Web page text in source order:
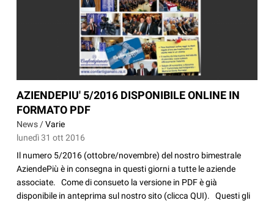
AZIENDEPIU' 5/2016 DISPONIBILE ONLINE IN
FORMATO PDF
News /Varie
lunedì 31 ott 2016
Il numero 5/2016 (ottobre/novembre) del nostro bimestrale
AziendePiù è in consegna in questi giorni a tutte le aziende
associate. Come di consueto la versione in PDF è già
disponibile in anteprima sul nostro sito (clicca QUI). Questi gli